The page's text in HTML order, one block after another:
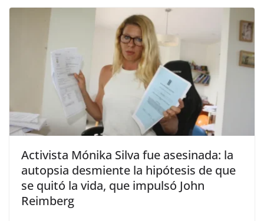
Activista Mónika Silva fue asesinada: la
autopsia desmiente la hipótesis de que
se quitó la vida, que impulsó John
Reimberg